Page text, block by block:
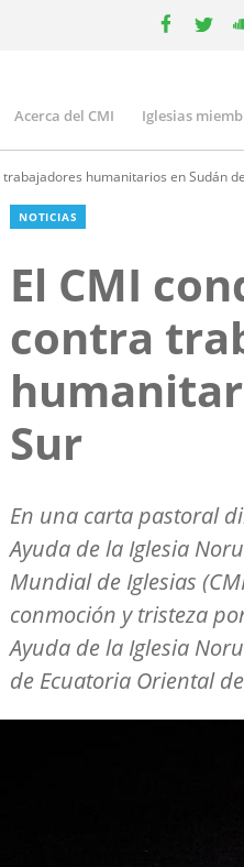
Main
navigation
Acerca del CMI Iglesias
humanitarios en Sudán
NOTICIAS
El CMI
contra
Sur
En una carta pastoral
Ayuda de la Iglesia
Mundial de Iglesias
conmoción y tristeza
Ayuda de la Iglesia
de Ecuatoria Oriental